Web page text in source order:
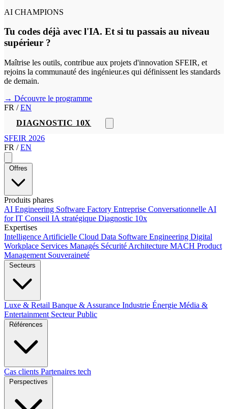
AI CHAMPIONS
Tu codes déjà avec l'IA. Et si tu passais au niveau
supérieur ?
Maîtrise les outils, contribue aux projets d'innovation SFEIR, et
rejoins la communauté des ingénieur.es qui définissent les standards
de demain.
→ Découvre le programme
FR / EN
DIAGNOSTIC 10X
SFEIR 2026
FR / EN
Offres
Produits phares
AI Engineering Software Factory Entreprise Conversationnelle AI
for IT Conseil IA stratégique Diagnostic 10x
Expertises
Intelligence Artificielle Cloud Data Software Engineering Digital
Workplace Services Managés Sécurité Architecture MACH Product
Management Souveraineté
Secteurs
Luxe & Retail Banque & Assurance Industrie Énergie Média &
Entertainment Secteur Public
Références
Cas clients Partenaires tech
Perspectives